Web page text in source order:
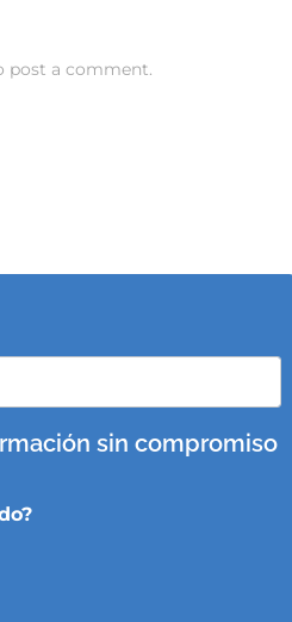
post a comment.
sin compromiso